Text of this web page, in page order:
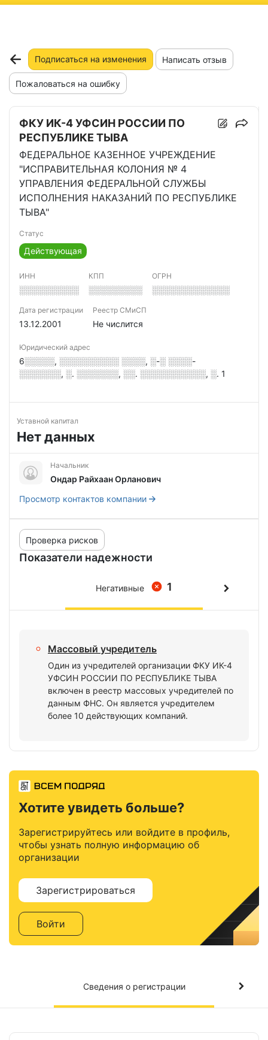
Подписаться на изменения Написать отзыв
Пожаловаться на ошибку
ФКУ ИК-4 УФСИН РОССИИ ПО
РЕСПУБЛИКЕ ТЫВА
ФЕДЕРАЛЬНОЕ КАЗЕННОЕ УЧРЕЖДЕНИЕ
"ИСПРАВИТЕЛЬНАЯ КОЛОНИЯ № 4
УПРАВЛЕНИЯ ФЕДЕРАЛЬНОЙ СЛУЖБЫ
ИСПОЛНЕНИЯ НАКАЗАНИЙ ПО РЕСПУБЛИКЕ
ТЫВА"
Статус
Действующая
ИНН
░░░░░░░░░░
КПП
░░░░░░░░░
ОГРН
░░░░░░░░░░░░░
Дата регистрации
13.12.2001
Реестр СМиСП
Не числится
Юридический адрес
6░░░░░, ░░░░░░░░░░ ░░░░, ░-░ ░░░░-
░░░░░░░, ░. ░░░░░░░, ░░. ░░░░░░░░░░░, ░. 1
Уставной капитал
Нет данных
Начальник
Ондар Райхаан Орланович
Просмотр контактов компании
Показатели надежности
Проверка рисков
1
Негативные
Массовый учредитель
Один из учредителей организации ФКУ ИК-4
УФСИН РОССИИ ПО РЕСПУБЛИКЕ ТЫВА
включен в реестр массовых учредителей по
данным ФНС. Он является учредителем
более 10 действующих компаний.
Хотите увидеть больше?
Зарегистрируйтесь или войдите в профиль,
чтобы узнать полную информацию об
организации
Зарегистрироваться
Войти
Сведения о регистрации